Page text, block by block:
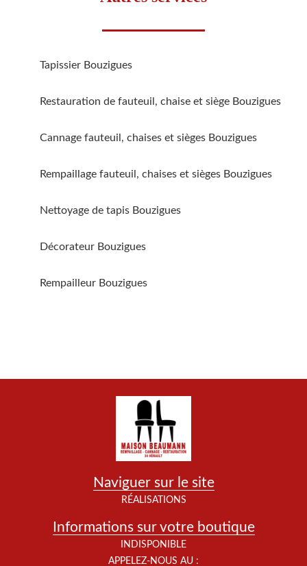
Tapissier Bouzigues
Restauration de fauteuil, chaise et siège Bouzigues
Cannage fauteuil, chaises et sièges Bouzigues
Rempaillage fauteuil, chaises et sièges Bouzigues
Nettoyage de tapis Bouzigues
Décorateur Bouzigues
Rempailleur Bouzigues
Naviguer sur le site
RÉALISATIONS
Informations sur votre boutique
INDISPONIBLE
APPELEZ-NOUS AU :